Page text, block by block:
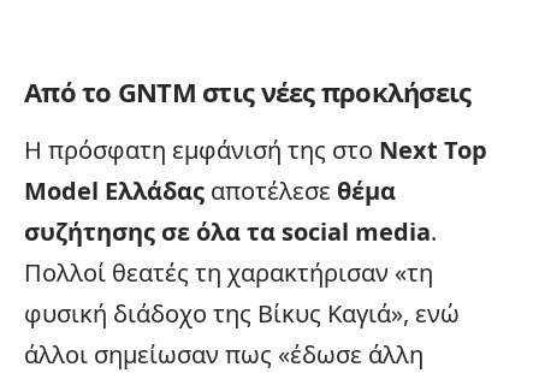
Από το GNTM στις νέες προκλήσεις
Η πρόσφατη εμφάνισή της στο Next Top
Model Ελλάδας αποτέλεσε θέμα
συζήτησης σε όλα τα social media.
Πολλοί θεατές τη χαρακτήρισαν «τη
φυσική διάδοχο της Βίκυς Καγιά», ενώ
άλλοι σημείωσαν πως «έδωσε άλλη